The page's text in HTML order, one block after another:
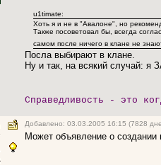
u1timate:
Хоть я и не в "Авалоне", но
Также посоветовал бы, всегда
самом после ничего в клане не
Посла выбирают в клане.
Ну и так, на всякий случай: я
Справедливость - это
Добавлено: 03.03.2005 16:15 (7828
Может объявление о создании